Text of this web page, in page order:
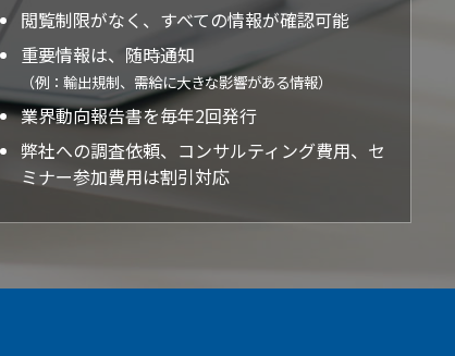
閲覧制限がなく、すべての情報が確認可能
重要情報は、随時通知
（例：輸出規制、需給に大きな影響がある情報）
業界動向報告書を毎年2回発行
弊社への調査依頼、コンサルティング費用、セ
ミナー参加費用は割引対応